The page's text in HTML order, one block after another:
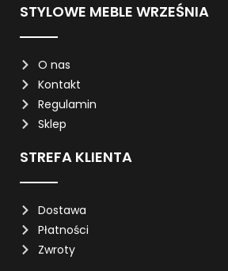
STYLOWE MEBLE WRZEŚNIA
O nas
Kontakt
Regulamin
Sklep
STREFA KLIENTA
Dostawa
Płatności
Zwroty